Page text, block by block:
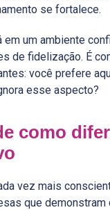
se fortalece.
em um ambiente
de fidelização. É
você prefere
esse aspecto?
como
vez mais
que demonstram